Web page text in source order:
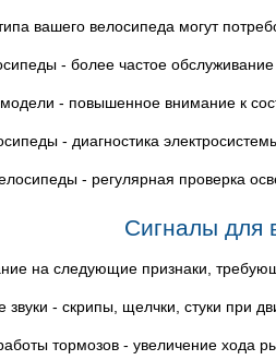
вашего велосипеда могут
- более частое
- повышенное внимание к
- диагностика
- регулярная проверка
Сигналы для
на следующие признаки,
звуки - скрипы, щелчки, стуки при
тормозов - увеличение хода